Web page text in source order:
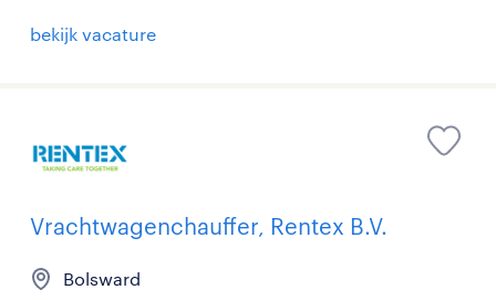
bekijk vacature
Vrachtwagenchauffer, Rentex B.V.
Bolsward